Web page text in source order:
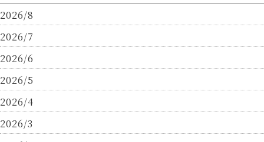
2026/8
2026/7
2026/6
2026/5
2026/4
2026/3